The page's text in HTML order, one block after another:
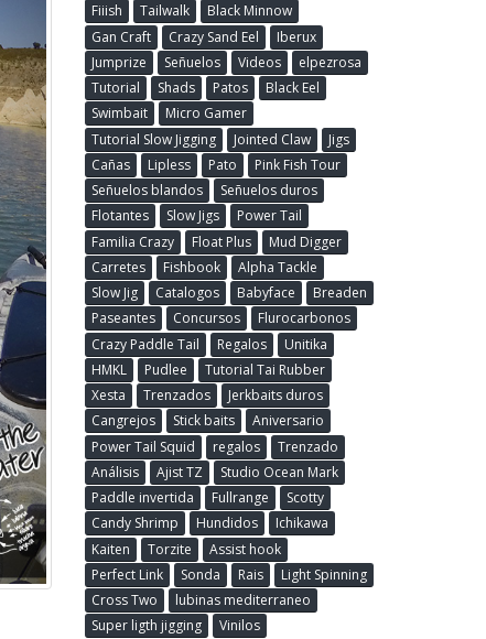
Fiiish Tailwalk
Black Minnow
Gan Craft
Crazy Sand Eel
Iberux
Jumprize
Señuelos Videos
elpezrosa
Tutorial
Shads Patos
Black Eel
Swimbait
Micro Gamer
Tutorial Slow Jigging
Jointed Claw
Jigs
Cañas
Lipless Pato
Pink Fish Tour
Señuelos blandos
Señuelos duros
Flotantes
Slow Jigs
Power Tail
Familia Crazy
Float Plus
Mud Digger
Carretes
Fishbook
Alpha Tackle
Slow Jig
Catalogos Babyface
Breaden
Paseantes
Concursos
Flurocarbonos
Crazy Paddle Tail
Regalos
Unitika
HMKL
Pudlee
Tutorial Tai Rubber
Xesta
Trenzados
Jerkbaits duros
Cangrejos
Stick baits
Aniversario
Power Tail Squid
regalos
Trenzado
Análisis
Ajist TZ
Studio Ocean Mark
Paddle invertida
Fullrange
Scotty
Candy Shrimp
Hundidos
Ichikawa
Kaiten
Torzite
Assist hook
Perfect Link
Sonda Rais
Light Spinning
Cross Two
lubinas mediterraneo
Super ligth jigging
Vinilos